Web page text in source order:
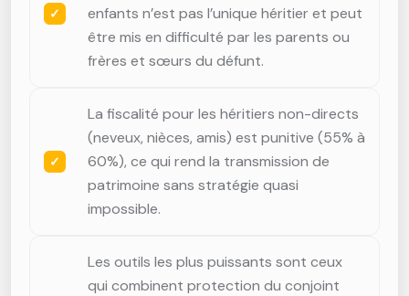
enfants n’est pas l’unique héritier et peut
être mis en difficulté par les parents ou
frères et sœurs du défunt.
La fiscalité pour les héritiers non-directs
(neveux, nièces, amis) est punitive (55% à
60%), ce qui rend la transmission de
patrimoine sans stratégie quasi
impossible.
Les outils les plus puissants sont ceux
qui combinent protection du conjoint